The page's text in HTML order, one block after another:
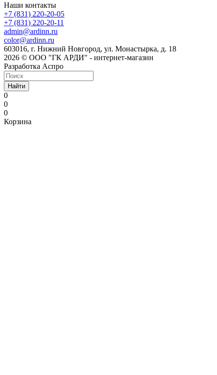
Наши контакты
+7 (831) 220-20-05
+7 (831) 220-20-11
admin@ardinn.ru
color@ardinn.ru
603016, г. Нижний Новгород, ул. Монастырка, д. 18
2026 © ООО "ГК АРДИ" - интернет-магазин
Разработка Аспро
Найти
0
0
0
Корзина